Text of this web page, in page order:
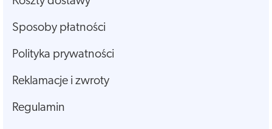
Sposoby płatności
Polityka prywatności
Reklamacje i zwroty
Regulamin